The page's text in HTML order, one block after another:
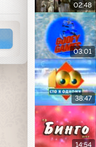
02:48
03:01
38:47
14:54